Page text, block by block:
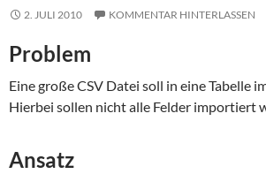
2. JULI 2010 KOMMENTAR HINTERLASSEN
Problem
Eine große CSV Datei soll in eine Tabelle
Hierbei sollen nicht alle Felder importiert
Ansatz